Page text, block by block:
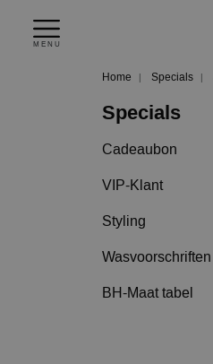
MENU
Home Specials
Specials
Cadeaubon
VIP-Klant
Styling
Wasvoorschriften
BH-Maat tabel